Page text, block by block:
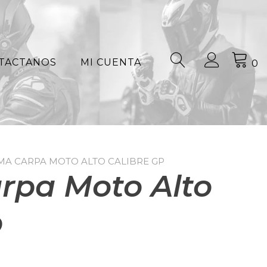
MI CUENTA 0
CARPA MOTO ALTO CALIBRE GP
Moto Alto